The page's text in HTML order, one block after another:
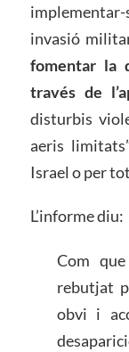
invasió
fomentar la
través de
disturbis
aeris
Israel o per
L’informe diu:
Com
rebutjat
obvi i